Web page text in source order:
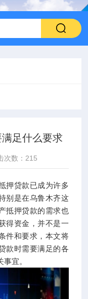
足什么要求
次数：215
押贷款已成为许多
别是在乌鲁木齐这
抵押贷款的需求也
得资金，并不是一
件和要求，本文将
款时需要满足的各
宜。